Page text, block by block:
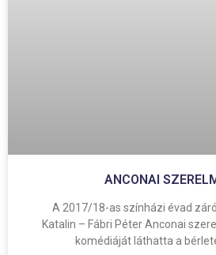
ANCONAI
A 2017/18-as színházi évad
Katalin – Fábri Péter Anconai
komédiáját láthatta a